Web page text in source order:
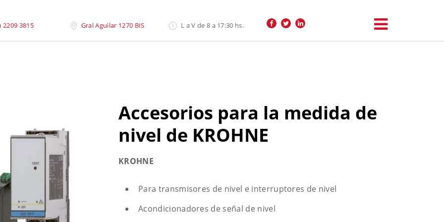
2209 3815 Gral Aguilar 1270 BIS L a V de 8 a 17:30 hs.
» Accesorios Para La Medida de Nivel de Krohne
Accesorios para la medida de
nivel de KROHNE
KROHNE
Para transmisores de nivel e interruptores de nivel
Acondicionadores de señal de nivel